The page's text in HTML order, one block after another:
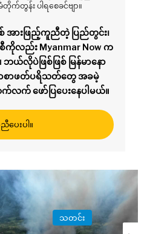
တွန်း ပါရစေခင်ဗျာ။
အားဖြည့်ကူညီတဲ့ ပြည်တွင်း၊
ကိုလည်း Myanmar Now က
ယ်လိုပဲဖြစ်ဖြစ် မြန်မာနော
မာစာဖတ်ပရိသတ်တွေ အခမဲ့
က် ဖော်ပြပေးနေပါမယ်။
ပေးပါ။
သတင်း